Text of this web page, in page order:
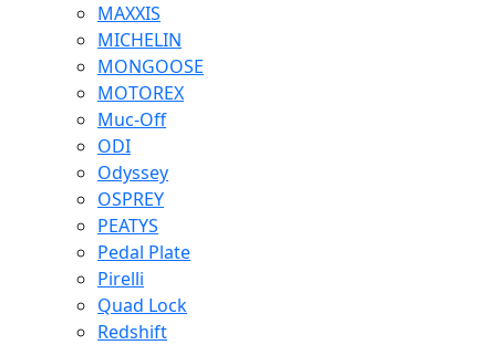
MAXXIS
MICHELIN
MONGOOSE
MOTOREX
Muc-Off
ODI
Odyssey
OSPREY
PEATYS
Pedal Plate
Pirelli
Quad Lock
Redshift